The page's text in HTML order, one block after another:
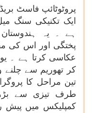
پروٹوٹائپ فاسٹ
ایک تکنیکی سنگ
ہے ۔ یہ
پختگی اور اس کی
عکاسی کرتا ہے ۔
کر تھوریم سے چلنے
تین مراحل کا
طرف تیزی سے بڑھ
کمپلیکس میں پیش